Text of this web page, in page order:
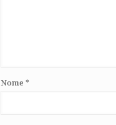
Nome *